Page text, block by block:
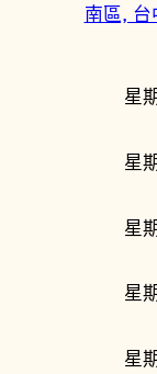
南區, 台
星
星
星
星
星